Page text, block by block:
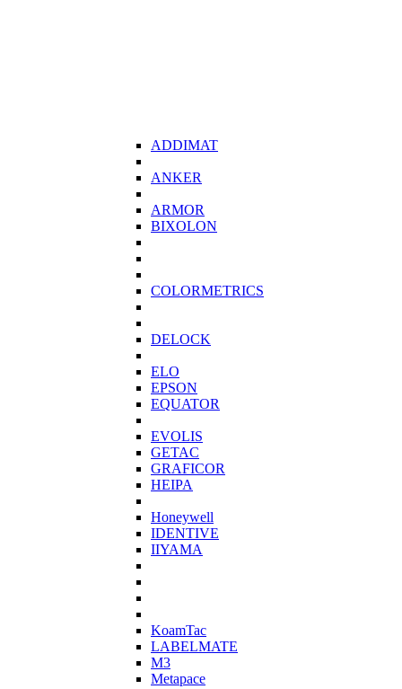
ADDIMAT
ANKER
ARMOR
BIXOLON
COLORMETRICS
DELOCK
ELO
EPSON
EQUATOR
EVOLIS
GETAC
GRAFICOR
HEIPA
Honeywell
IDENTIVE
IIYAMA
KoamTac
LABELMATE
M3
Metapace